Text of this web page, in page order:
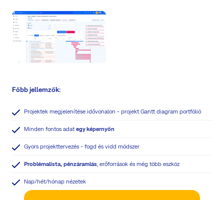
Főbb jellemzők:
Projektek megjelenítése idővonalon - projekt Gantt diagram portfólió
Minden fontos adategy képernyőn
Gyors projekttervezés - fogd és vidd módszer
Problémalista, pénzáramlás, erőforrások és még több eszköz
Nap/hét/hónap nézetek